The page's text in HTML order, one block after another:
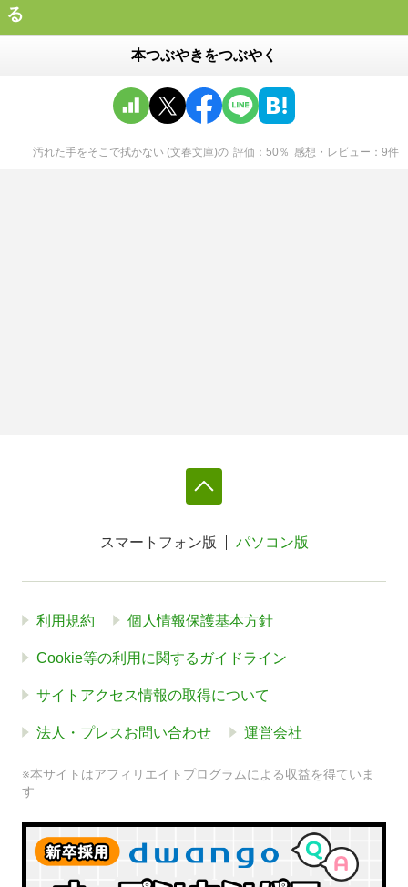
る
本つぶやきをつぶやく
汚れた手をそこで拭かない (文春文庫)の 評価 50 ％ 感想・レビュー 9件
スマートフォン版 パソコン版
利用規約 個人情報保護基本方針
Cookie等の利用に関するガイドライン
サイトアクセス情報の取得について
法人・プレスお問い合わせ 運営会社
※本サイトはアフィリエイトプログラムによる収益を得ていま
す